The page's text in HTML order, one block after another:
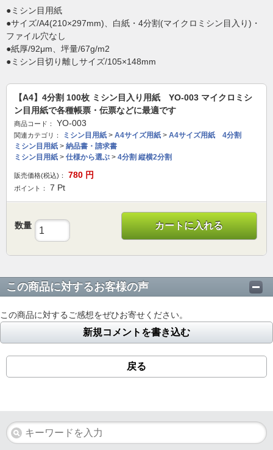
●ミシン目用紙
●サイズ/A4(210×297mm)、白紙・4分割(マイクロミシン目入り)・
ファイル穴なし
●紙厚/92μm、坪量/67g/m2
●ミシン目切り離しサイズ/105×148mm
【A4】4分割 100枚 ミシン目入り用紙 YO-003 マイクロミシ
ン目用紙で各種帳票・伝票などに最適です
商品コード： YO-003
関連カテゴリ： ミシン目用紙 > A4サイズ用紙 > A4サイズ用紙 4分割
ミシン目用紙 > 納品書・請求書
ミシン目用紙 > 仕様から選ぶ > 4分割 縦横2分割
販売価格(税込)： 780 円
ポイント： 7 Pt
数量 カートに入れる
この商品に対するお客様の声
この商品に対するご感想をぜひお寄せください。
新規コメントを書き込む
戻る